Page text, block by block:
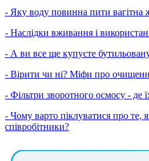
- Яку воду повинна пити вагітна
- Наслідки вживання і
- А ви все ще купуєте
- Вірити чи ні? Міфи про
- Фільтри зворотного осмосу - де
- Чому варто піклуватися про те,
співробітники?